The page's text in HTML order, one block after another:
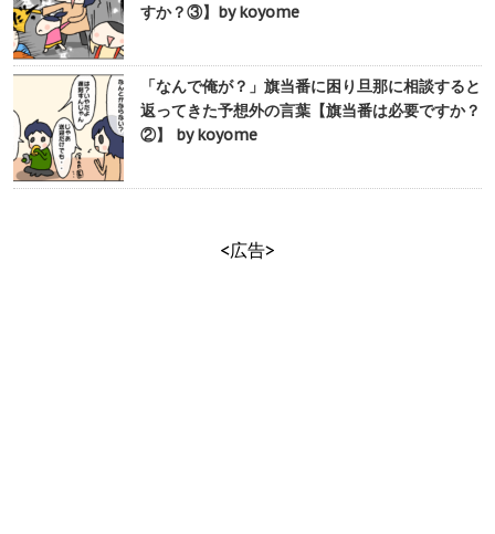
すか？③】by koyome
「なんで俺が？」旗当番に困り旦那に相談すると
返ってきた予想外の言葉【旗当番は必要ですか？
②】 by koyome
<広告>